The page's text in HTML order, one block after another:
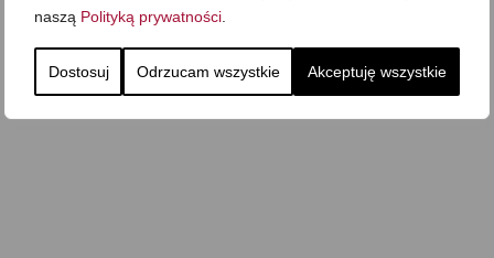
naszą Polityką prywatności
Dostosuj Odrzucam wszystkie Akceptuję wszystkie